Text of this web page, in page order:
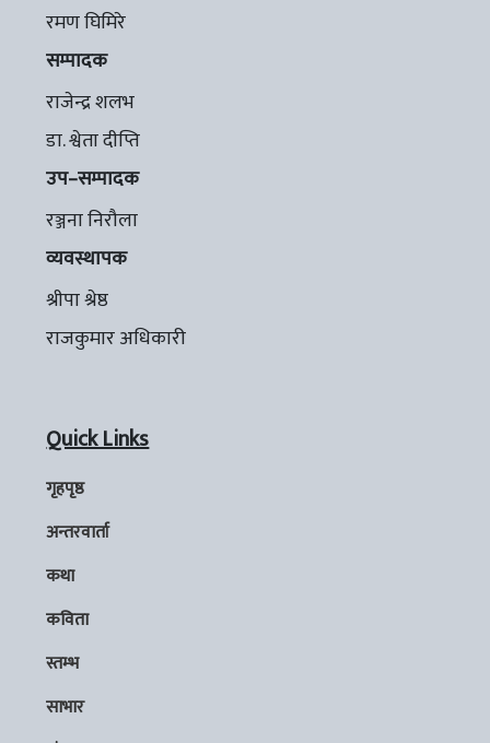
रमण घिमिरे
सम्पादक
राजेन्द्र शलभ
डा. श्वेता दीप्ति
उप–सम्पादक
रञ्जना निरौला
व्यवस्थापक
श्रीपा श्रेष्ठ
राजकुमार अधिकारी
Quick Links
गृहपृष्ठ
अन्तरवार्ता
कथा
कविता
स्तम्भ
साभार